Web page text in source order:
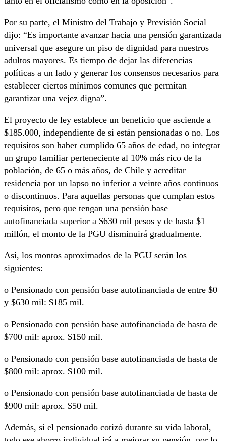
Por su parte, el Ministro del Trabajo y Previsión Social
dijo: “Es importante avanzar hacia una pensión garantizada
universal que asegure un piso de dignidad para nuestros
adultos mayores. Es tiempo de dejar las diferencias
políticas a un lado y generar los consensos necesarios para
establecer ciertos mínimos comunes que permitan
garantizar una vejez digna”.
El proyecto de ley establece un beneficio que asciende a
$185.000, independiente de si están pensionadas o no. Los
requisitos son haber cumplido 65 años de edad, no integrar
un grupo familiar perteneciente al 10% más rico de la
población, de 65 o más años, de Chile y acreditar
residencia por un lapso no inferior a veinte años continuos
o discontinuos. Para aquellas personas que cumplan estos
requisitos, pero que tengan una pensión base
autofinanciada superior a $630 mil pesos y de hasta $1
millón, el monto de la PGU disminuirá gradualmente.
Así, los montos aproximados de la PGU serán los
siguientes:
o Pensionado con pensión base autofinanciada de entre $0
y $630 mil: $185 mil.
o Pensionado con pensión base autofinanciada de hasta de
$700 mil: aprox. $150 mil.
o Pensionado con pensión base autofinanciada de hasta de
$800 mil: aprox. $100 mil.
o Pensionado con pensión base autofinanciada de hasta de
$900 mil: aprox. $50 mil.
Además, si el pensionado cotizó durante su vida laboral,